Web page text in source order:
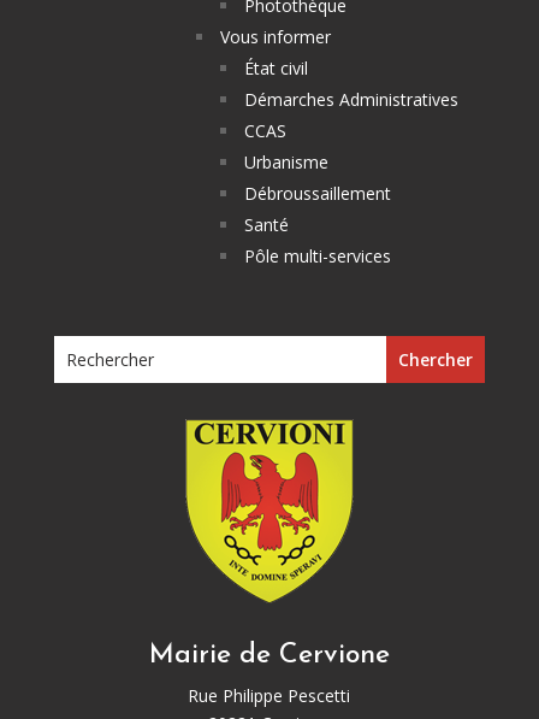
Photothèque
Vous informer
État civil
Démarches Administratives
CCAS
Urbanisme
Débroussaillement
Santé
Pôle multi-services
Mairie de Cervione
Rue Philippe Pescetti